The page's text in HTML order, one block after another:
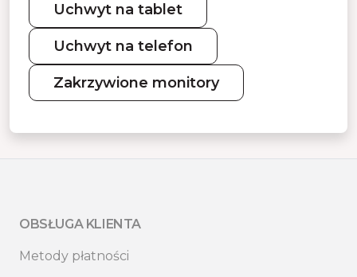
Uchwyt na tablet
Uchwyt na telefon
Zakrzywione monitory
OBSŁUGA KLIENTA
Metody płatności